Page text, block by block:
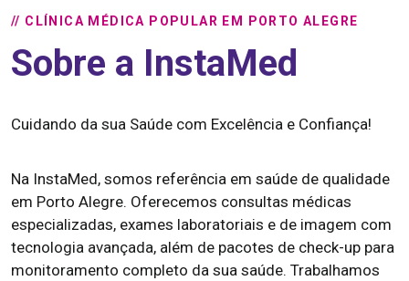
// CLÍNICA MÉDICA POPULAR EM PORTO ALEGRE
Sobre a InstaMed
Cuidando da sua Saúde com Excelência e Confiança!
Na InstaMed, somos referência em saúde de qualidade
em Porto Alegre. Oferecemos consultas médicas
especializadas, exames laboratoriais e de imagem com
tecnologia avançada, além de pacotes de check-up para
monitoramento completo da sua saúde. Trabalhamos